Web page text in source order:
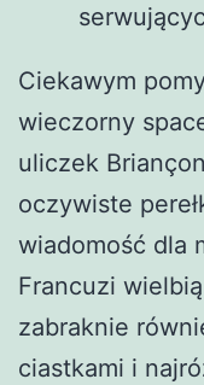
Ciekawym
wieczorny
uliczek
oczywiste
wiadomość dla
Francuzi
zabraknie
ciastkami i